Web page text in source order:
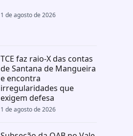
1 de agosto de 2026
TCE faz raio-X das contas
de Santana de Mangueira
e encontra
irregularidades que
exigem defesa
1 de agosto de 2026